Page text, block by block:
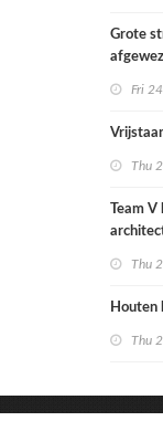
Grote
Fri
Thu
Team
Thu
Houten
Thu